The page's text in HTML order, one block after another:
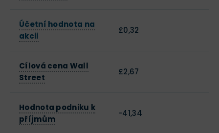
Účetní hodnota na
akcii
£0,32
Cílová cena Wall
Street
£2,67
Hodnota podniku k
příjmům
-41,34